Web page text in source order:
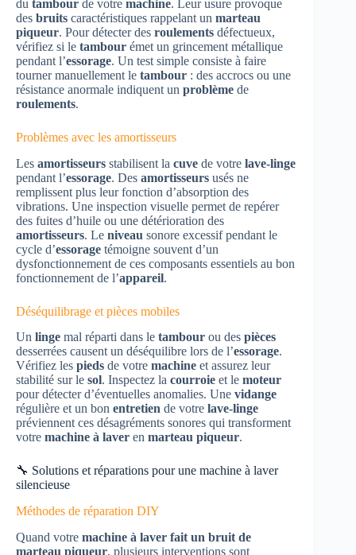
du tambour de votre machine. Leur usure provoque
des bruits caractéristiques rappelant un marteau
piqueur. Pour détecter des roulements défectueux,
vérifiez si le tambour émet un grincement métallique
pendant l’essorage. Un test simple consiste à faire
tourner manuellement le tambour : des accrocs ou une
résistance anormale indiquent un problème de
roulements.
Problèmes avec les amortisseurs
Les amortisseurs stabilisent la cuve de votre lave-linge
pendant l’essorage. Des amortisseurs usés ne
remplissent plus leur fonction d’absorption des
vibrations. Une inspection visuelle permet de repérer
des fuites d’huile ou une détérioration des
amortisseurs. Le niveau sonore excessif pendant le
cycle d’essorage témoigne souvent d’un
dysfonctionnement de ces composants essentiels au bon
fonctionnement de l’appareil.
Déséquilibrage et pièces mobiles
Un linge mal réparti dans le tambour ou des pièces
desserrées causent un déséquilibre lors de l’essorage.
Vérifiez les pieds de votre machine et assurez leur
stabilité sur le sol. Inspectez la courroie et le moteur
pour détecter d’éventuelles anomalies. Une vidange
régulière et un bon entretien de votre lave-linge
préviennent ces désagréments sonores qui transforment
votre machine à laver en marteau piqueur.
🔧 Solutions et réparations pour une machine à laver
silencieuse
Méthodes de réparation DIY
Quand votre machine à laver fait un bruit de
marteau piqueur, plusieurs interventions sont